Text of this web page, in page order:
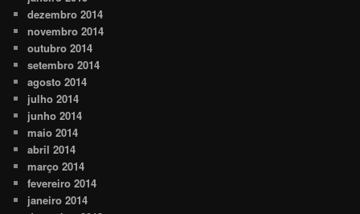
dezembro 2014
novembro 2014
outubro 2014
setembro 2014
agosto 2014
julho 2014
junho 2014
maio 2014
abril 2014
março 2014
fevereiro 2014
janeiro 2014